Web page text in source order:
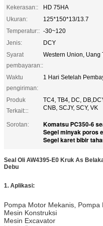
Kekerasan::
HD 75HA
Ukuran:
125*150*13/13.7
Temperatur:: -30~120
Jenis:
DCY
Syarat
pembayaran::
Western Union, Uang
Waktu
pengiriman:
1 Hari Setelah
Produk
Terkait:::
TC4, TB4, DC,
CNB, SCJY, SCY, VK
Sorotan: Komatsu PC350-6
Segel minyak poros
Segel karet bibir
Seal Oli AW4395-E0 Kruk As
Debu
1. Aplikasi:
Pompa Motor Mekanis, Pompa
Mesin Konstruksi
Mesin Excavator